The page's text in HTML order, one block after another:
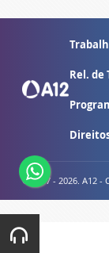
Rel. de
© 2007 - 2026. A12 -